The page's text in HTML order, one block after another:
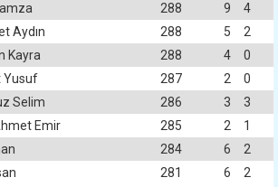
288 9
4
Aydın 288 5
2
Kayra 288 4
0
Yusuf 287 2
0
Selim 286 3
3
Emir 285 2
1
284 6
2
281 6
2